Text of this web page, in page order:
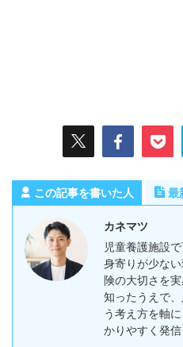
この記事を書いた人 最
カネマツ
児童養護施設
身寄りが少な
険の大切さを
知ったうえで
う考え方を軸
かりやすく発信